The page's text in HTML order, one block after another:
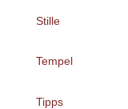
Stille
Tempel
Tipps